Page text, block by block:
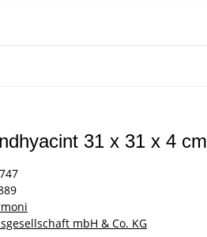
31 x 31 x 4 cm
mbH & Co. KG